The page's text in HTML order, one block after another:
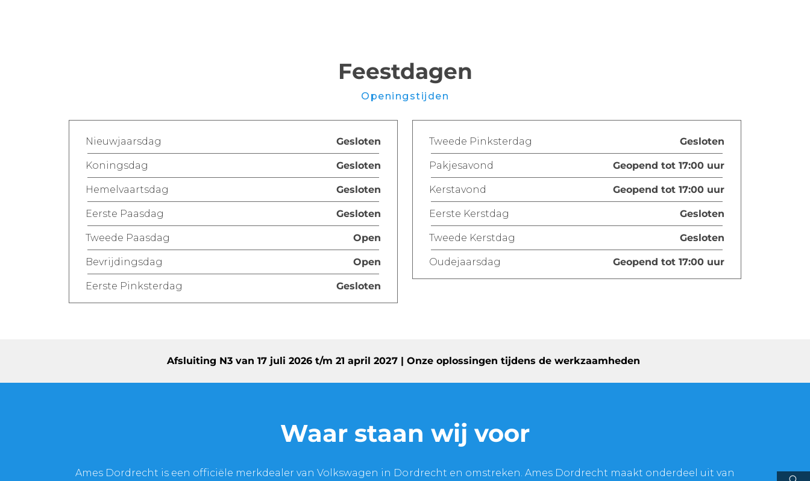
Feestdagen
Openingstijden
Nieuwjaarsdag Gesloten
Koningsdag Gesloten
Hemelvaartsdag Gesloten
Eerste Paasdag Gesloten
Tweede Paasdag Open
Bevrijdingsdag Open
Eerste Pinksterdag Gesloten
Tweede Pinksterdag Gesloten
Pakjesavond Geopend tot 17:00 uur
Kerstavond Geopend tot 17:00 uur
Eerste Kerstdag Gesloten
Tweede Kerstdag Gesloten
Oudejaarsdag Geopend tot 17:00 uur
Afsluiting N3 van 17 juli 2026 t/m 21 april 2027 | Onze oplossingen tijdens de werkzaamheden
Waar staan wij voor
Ames Dordrecht is een officiële merkdealer van Volkswagen in Dordrecht en omstreken. Ames Dordrecht maakt onderdeel uit van